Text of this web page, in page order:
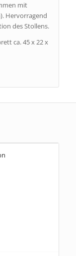
mit
Hervorragend
des Stollens.
ca. 45 x 22 x